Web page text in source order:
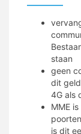
staan
geen
dit
4G als
MME
is dit